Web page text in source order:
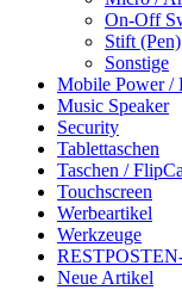
On-Off
Stift (Pen)
Sonstige
Mobile Power /
Music Speaker
Security
Tablettaschen
Taschen /
Touchscreen
Werbeartikel
Werkzeuge
Neue Artikel